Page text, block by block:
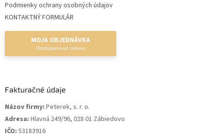
Podmienky ochrany osobných údajov
KONTAKTNÝ FORMULÁR
MOJA OBJEDNÁVKA
Fakturačné údaje
Názov firmy: Peterek, s. r. o.
Adresa: Hlavná 249/96, 028 01 Zábiedovo
IČO: 53183916